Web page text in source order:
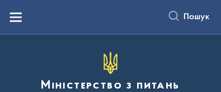
вмістуMenu Пошук
Міністерство з питань